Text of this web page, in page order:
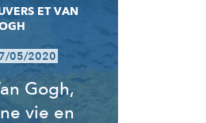
ET VAN
05/2020
Gogh,
vie en